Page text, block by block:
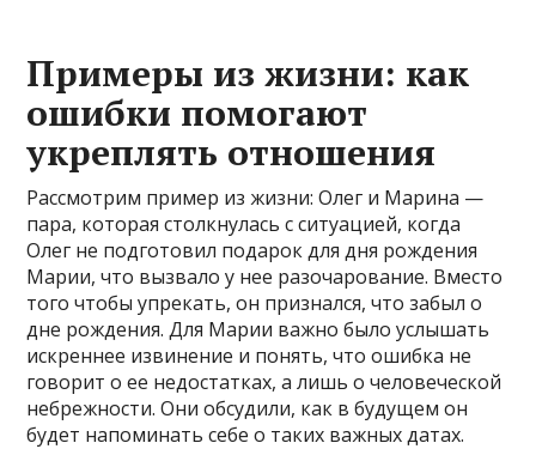
Примеры из жизни: как
ошибки помогают
укреплять отношения
Рассмотрим пример из жизни: Олег и Марина —
пара, которая столкнулась с ситуацией, когда
Олег не подготовил подарок для дня рождения
Марии, что вызвало у нее разочарование. Вместо
того чтобы упрекать, он признался, что забыл о
дне рождения. Для Марии важно было услышать
искреннее извинение и понять, что ошибка не
говорит о ее недостатках, а лишь о человеческой
небрежности. Они обсудили, как в будущем он
будет напоминать себе о таких важных датах.